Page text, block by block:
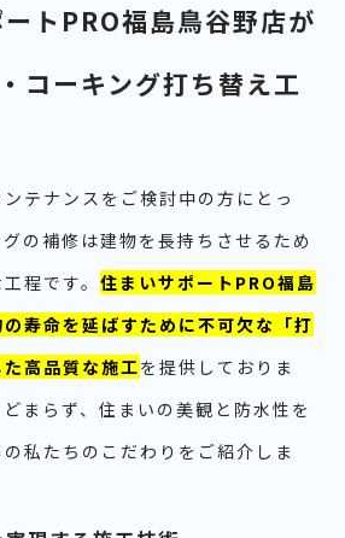
トPRO福島鳥谷野店が
コーキング打ち替え工
テナンスをご検討中の方にとっ
の補修は建物を長持ちさせるため
程です。住まいサポートPRO福島
寿命を延ばすために不可欠な「打
高品質な施工を提供しておりま
まらず、住まいの美観と防水性を
私たちのこだわりをご紹介しま